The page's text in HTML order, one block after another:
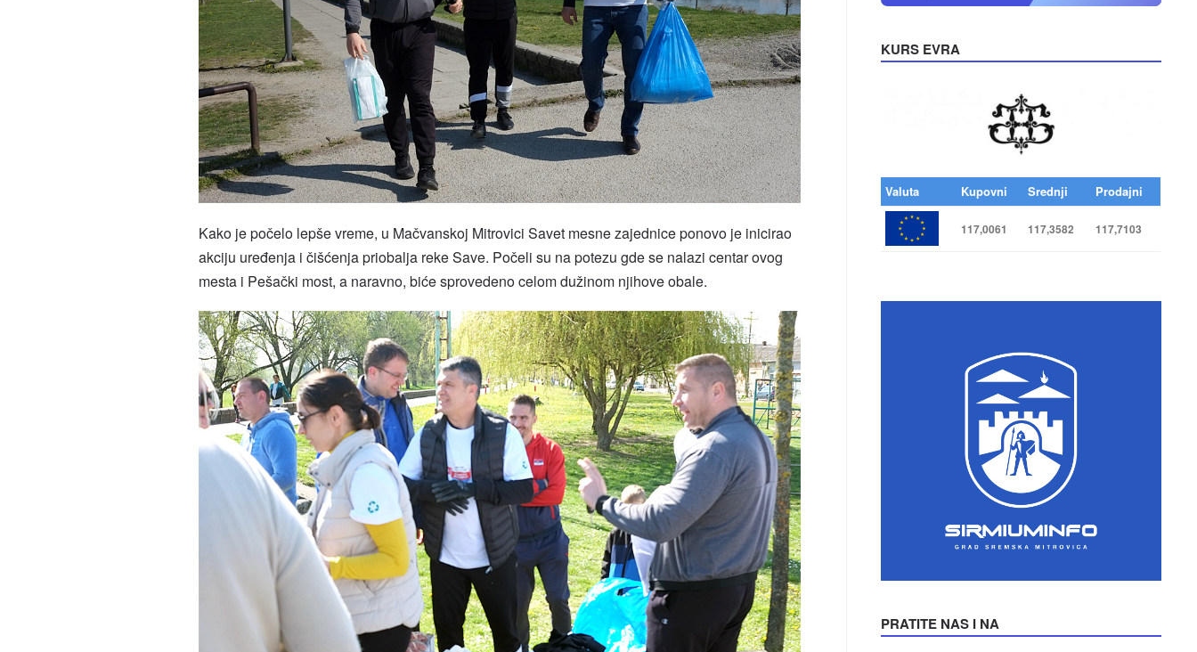
Kako je počelo lepše vreme, u Mačvanskoj Mitrovici Savet mesne zajednice ponovo je inicirao
akciju uređenja i čišćenja priobalja reke Save. Počeli su na potezu gde se nalazi centar ovog
mesta i Pešački most, a naravno, biće sprovedeno celom dužinom njihove obale.
KURS EVRA
Valuta Kupovni Srednji Prodajni
117,0061 117,3582 117,7103
PRATITE NAS I NA